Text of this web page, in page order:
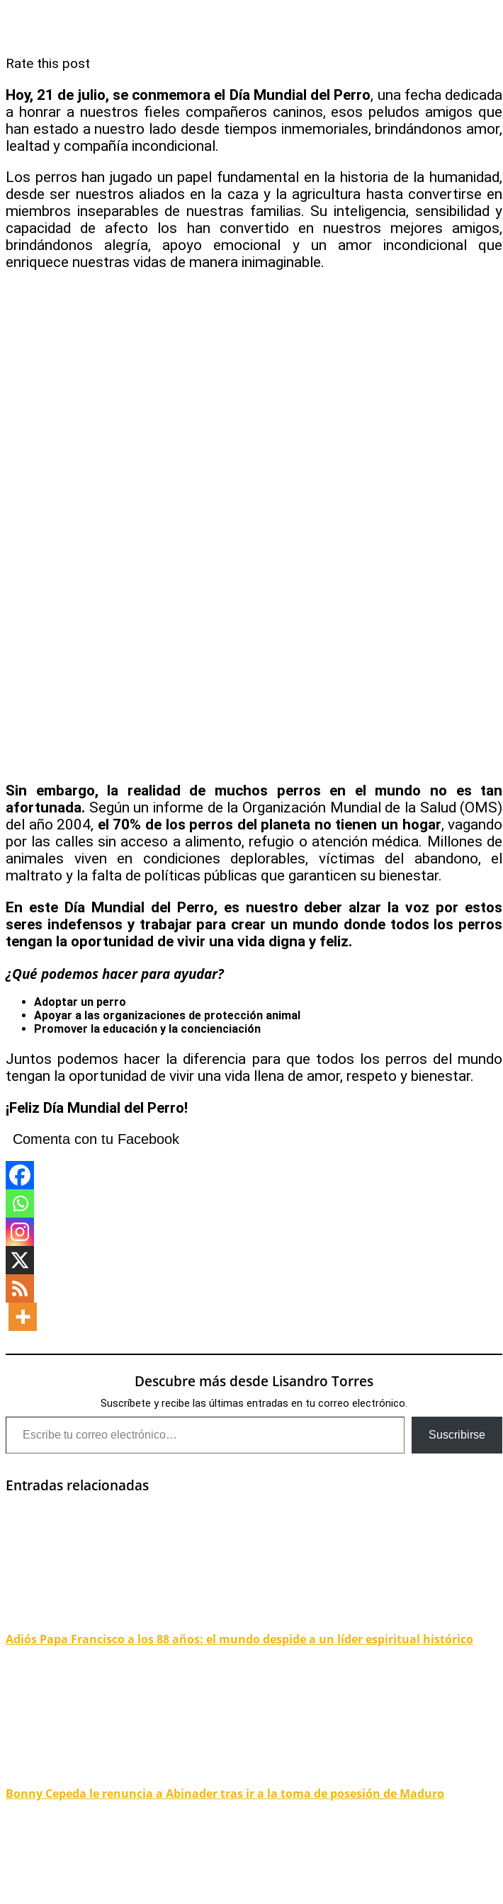
Rate this post
Hoy, 21 de julio, se conmemora el Día Mundial del Perro, una fecha dedicada
a honrar a nuestros fieles compañeros caninos, esos peludos amigos que
han estado a nuestro lado desde tiempos inmemoriales, brindándonos amor,
lealtad y compañía incondicional.
Los perros han jugado un papel fundamental en la historia de la humanidad,
desde ser nuestros aliados en la caza y la agricultura hasta convertirse en
miembros inseparables de nuestras familias. Su inteligencia, sensibilidad y
capacidad de afecto los han convertido en nuestros mejores amigos,
brindándonos alegría, apoyo emocional y un amor incondicional que
enriquece nuestras vidas de manera inimaginable.
Sin embargo, la realidad de muchos perros en el mundo no es tan
afortunada. Según un informe de la Organización Mundial de la Salud (OMS)
del año 2004, el 70% de los perros del planeta no tienen un hogar, vagando
por las calles sin acceso a alimento, refugio o atención médica. Millones de
animales viven en condiciones deplorables, víctimas del abandono, el
maltrato y la falta de políticas públicas que garanticen su bienestar.
En este Día Mundial del Perro, es nuestro deber alzar la voz por estos
seres indefensos y trabajar para crear un mundo donde todos los perros
tengan la oportunidad de vivir una vida digna y feliz.
¿Qué podemos hacer para ayudar?
Adoptar un perro
Apoyar a las organizaciones de protección animal
Promover la educación y la concienciación
Juntos podemos hacer la diferencia para que todos los perros del mundo
tengan la oportunidad de vivir una vida llena de amor, respeto y bienestar.
¡Feliz Día Mundial del Perro!
Comenta con tu Facebook
Descubre más desde Lisandro Torres
Suscríbete y recibe las últimas entradas en tu correo electrónico.
Escribe tu correo electrónico…
Suscribirse
Entradas relacionadas
Adiós Papa Francisco a los 88 años: el mundo despide a un líder espiritual histórico
Bonny Cepeda le renuncia a Abinader tras ir a la toma de posesión de Maduro